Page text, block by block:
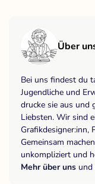
Über
Bei uns findest du
Jugendliche und
drucke sie aus und
Liebsten. Wir sind
Grafikdesigner:inn,
Gemeinsam
unkompliziert und
Mehr über uns und